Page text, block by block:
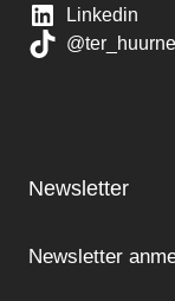
Linkedin
Newsletter
Newsletter